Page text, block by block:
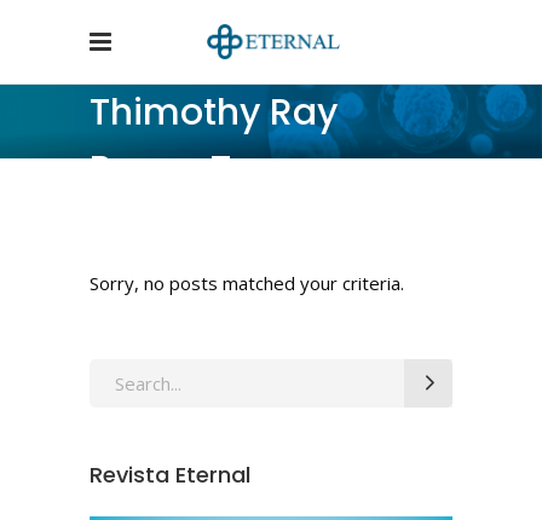
Thimothy Ray
Brown Tag
Sorry, no posts matched your criteria.
Revista Eternal